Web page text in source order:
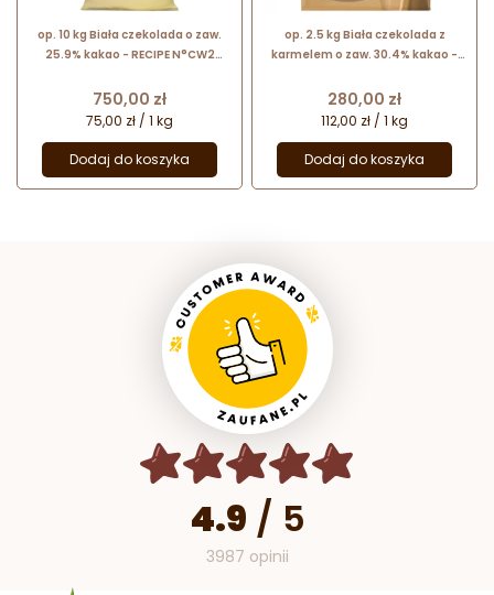
op. 10 kg Biała czekolada o zaw.
25.9% kakao - RECIPE N°CW2
Cena
750,00 zł
75,00 zł / 1 kg
Dodaj do koszyka
op. 2.5 kg Biała czekolada z
karmelem o zaw. 30.4% kakao -
kat. CHK-R30GOLD-E4-U70
Cena
280,00 zł
112,00 zł / 1 kg
Dodaj do koszyka
4.9 / 5
3987 opinii